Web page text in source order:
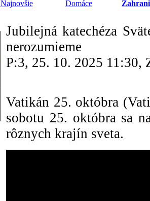
Najnovšie Domáce
Jubilejná katechéza
nerozumieme
P:3, 25. 10. 2025 11:30,
Vatikán 25. októbra
sobotu 25. októbra sa
rôznych krajín sveta.